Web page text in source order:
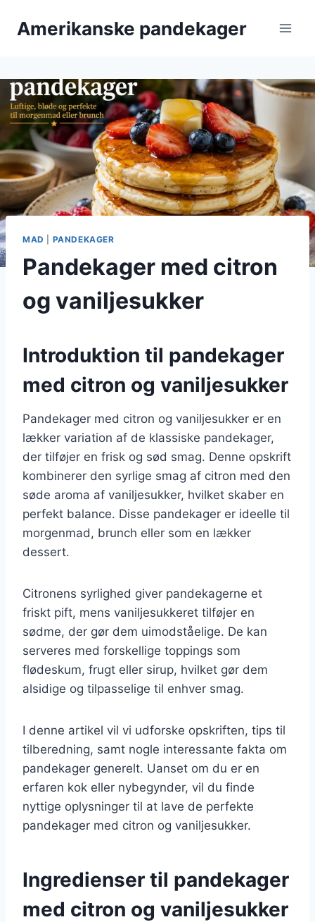
Amerikanske pandekager
MAD PANDEKAGER
Pandekager med citron
og vaniljesukker
Introduktion til pandekager
med citron og vaniljesukker
Pandekager med citron og vaniljesukker er en
lækker variation af de klassiske pandekager,
der tilføjer en frisk og sød smag. Denne opskrift
kombinerer den syrlige smag af citron med den
søde aroma af vaniljesukker, hvilket skaber en
perfekt balance. Disse pandekager er ideelle til
morgenmad, brunch eller som en lækker
dessert.
Citronens syrlighed giver pandekagerne et
friskt pift, mens vaniljesukkeret tilføjer en
sødme, der gør dem uimodståelige. De kan
serveres med forskellige toppings som
flødeskum, frugt eller sirup, hvilket gør dem
alsidige og tilpasselige til enhver smag.
I denne artikel vil vi udforske opskriften, tips til
tilberedning, samt nogle interessante fakta om
pandekager generelt. Uanset om du er en
erfaren kok eller nybegynder, vil du finde
nyttige oplysninger til at lave de perfekte
pandekager med citron og vaniljesukker.
Ingredienser til pandekager
med citron og vaniljesukker